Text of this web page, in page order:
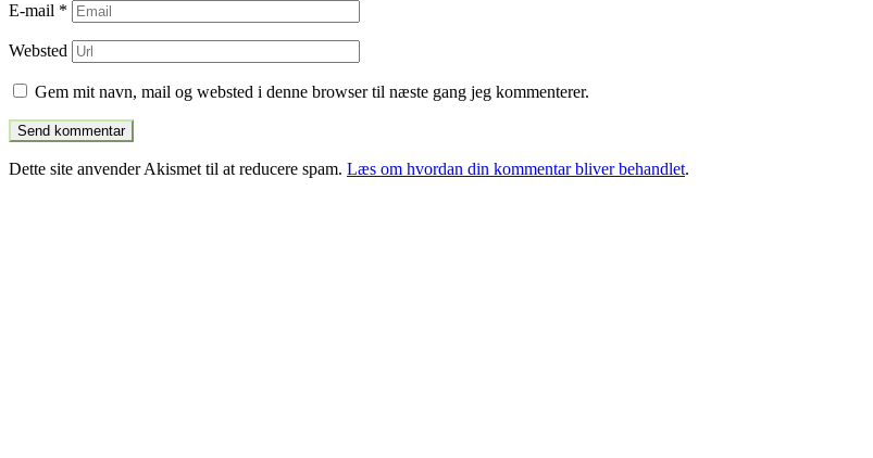
E-mail *
Websted
Gem mit navn, mail og websted i denne browser til næste gang jeg kommenterer.
Dette site anvender Akismet til at reducere spam. Læs om hvordan din kommentar bliver behandlet.